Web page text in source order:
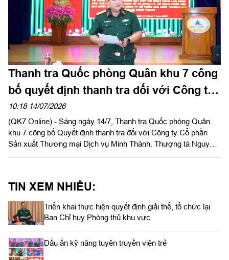
Thanh tra Quốc phòng Quân khu 7 công
bố quyết định thanh tra đối với Công ty
Minh Thành
10:18 14/07/2026
(QK7 Online) - Sáng ngày 14/7, Thanh tra Quốc phòng Quân
khu 7 công bố Quyết định thanh tra đối với Công ty Cổ phần
Sản xuất Thương mại Dịch vụ Minh Thành. Thượng tá Nguyễn
TIN XEM NHIỀU:
Triển khai thực hiện quyết định giải thể, tổ chức lại
Ban Chỉ huy Phòng thủ khu vực
Dấu ấn kỹ năng tuyên truyền viên trẻ